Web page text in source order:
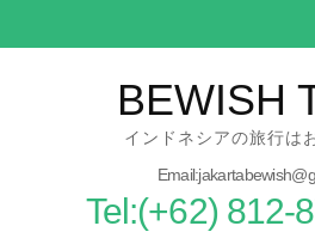
to
BEWISH
インドネシアの旅行は
Tel:(+62) 812-